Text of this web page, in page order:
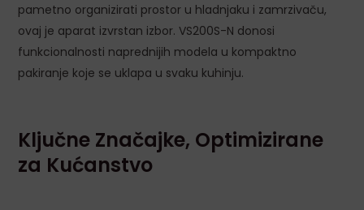
pametno organizirati prostor u hladnjaku i zamrzivaču,
ovaj je aparat izvrstan izbor. VS200S-N donosi
funkcionalnosti naprednijih modela u kompaktno
pakiranje koje se uklapa u svaku kuhinju.
Ključne Značajke, Optimizirane
za Kućanstvo